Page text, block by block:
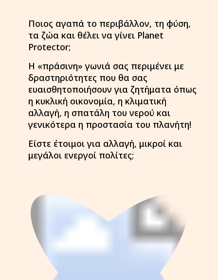
Ποιος αγαπά το περιβάλλον, τη φύση,
τα ζώα και θέλει να γίνει Planet
Protector;
Η «πράσινη» γωνιά σας περιμένει με
δραστηριότητες που θα σας
ευαισθητοποιήσουν για ζητήματα όπως
η κυκλική οικονομία, η κλιματική
αλλαγή, η σπατάλη του νερού και
γενικότερα η προστασία του πλανήτη!
Είστε έτοιμοι για αλλαγή, μικροί και
μεγάλοι ενεργοί πολίτες;